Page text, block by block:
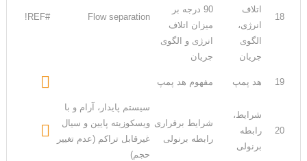
18
اتلاف
انرژی،
الگوی
جریان
90 درجه بر
میزان اتلاف
انرژی و الگوی
جریان
Flow separation
#REF!
19 هد پمپ مفهوم هد پمپ 
20
شرایط،
رابطه
برنولی
شرایط برقراری
رابطه برنولی
سیستم پایدار، آرام و با
ویسکوزیته پایین و سیال
غیرقابل تراکم (عدم تغییر
حجم)
